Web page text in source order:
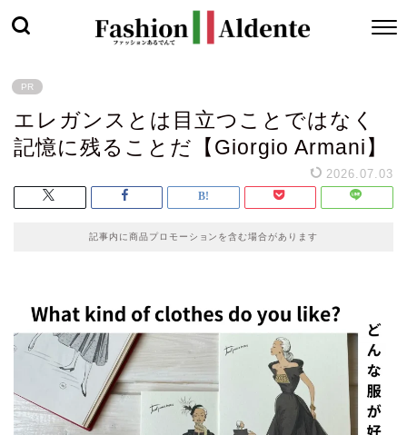
PR
エレガンスとは目立つことではなく
記憶に残ることだ【Giorgio Armani】
2026.07.03
記事内に商品プロモーションを含む場合があります